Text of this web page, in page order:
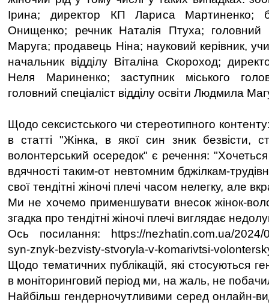
Ірина; директор КП Лариса Мартиненко;
Онищенко; речник Наталія Птуха; головний
Маруга; продавець Ніна; науковий керівник,
начальник відділу Віталіна Скороход;
Неля Мариненко; заступник міського
головний спеціаліст відділу освіти Людмила
Щодо сексистського чи стереотипного
в статті "Жінка, в якої син зник безвісти,
волонтерський осередок" є речення:
вдячності таким-от невтомним бджілкам-
свої тендітні жіночі плечі часом нелегку, але
Ми не хочемо применшувати внесок жінок-
згадка про тендітні жіночі плечі виглядає
Ось посилання: https://nezhatin.com.ua/2024/
syn-znyk-bezvisty-stvoryla-v-komarivtsi-
Щодо тематичних публікацій, які стосуються
в моніторинговий період ми, на жаль, не
Найбільш гендерночутливими серед онлайн-